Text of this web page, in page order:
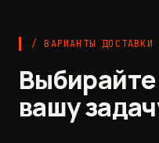
/ ВАРИАНТЫ ДОСТАВКИ
вашу